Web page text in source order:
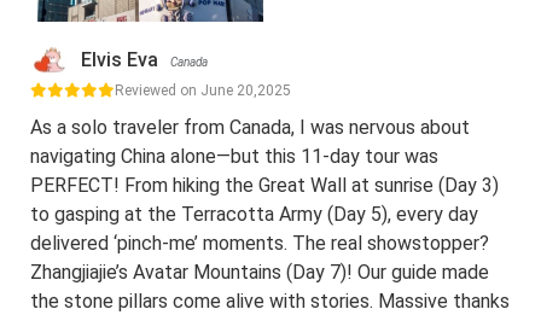
Elvis Eva Canada
Reviewed on June 20,2025
As a solo traveler from Canada, I was nervous about
navigating China alone—but this 11-day tour was
PERFECT! From hiking the Great Wall at sunrise (Day 3)
to gasping at the Terracotta Army (Day 5), every day
delivered ‘pinch-me’ moments. The real showstopper?
Zhangjiajie’s Avatar Mountains (Day 7)! Our guide made
the stone pillars come alive with stories. Massive thanks